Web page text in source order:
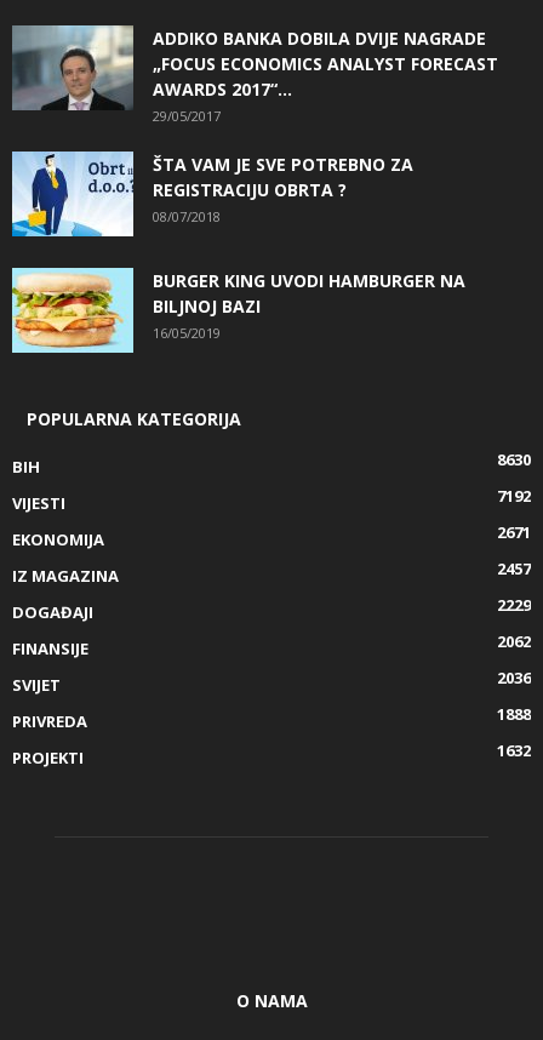
ADDIKO BANKA DOBILA DVIJE NAGRADE
„FOCUS ECONOMICS ANALYST FORECAST
AWARDS 2017“...
29/05/2017
ŠTA VAM JE SVE POTREBNO ZA
REGISTRACIJU OBRTA ?
08/07/2018
BURGER KING UVODI HAMBURGER NA
BILJNOJ BAZI
16/05/2019
POPULARNA KATEGORIJA
BIH
8630
VIJESTI
7192
EKONOMIJA
2671
IZ MAGAZINA
2457
DOGAĐAJI
2229
FINANSIJE
2062
SVIJET
2036
PRIVREDA
1888
PROJEKTI
1632
O NAMA